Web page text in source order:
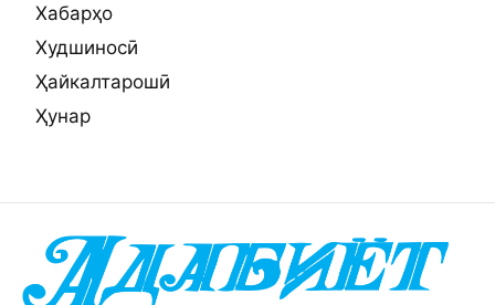
Хабарҳо
Худшиносӣ
Ҳайкалтарошӣ
Ҳунар